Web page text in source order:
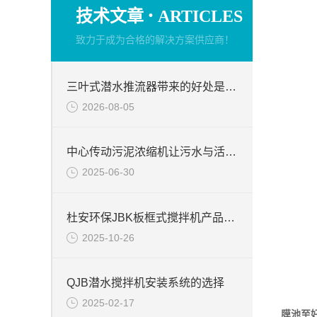
技术文章 · ARTICLES
致力于成为合格的解决方案供应商！
三叶式潜水推流器带来的好处是什么？
2026-08-05
中心传动污泥浓缩机让污水与活性污泥的混合液变清澈的原因分析
2025-06-30
杜安环保JBK板框式搅拌机产品说明
2025-10-26
QJB潜水搅拌机安装系统的选择
2025-02-17
膜池至